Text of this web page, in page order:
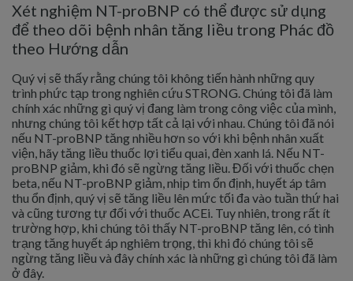
Xét nghiệm NT-proBNP có thể được sử dụng
để theo dõi bệnh nhân tăng liều trong Phác đồ
theo Hướng dẫn
Quý vị sẽ thấy rằng chúng tôi không tiến hành những quy
trình phức tạp trong nghiên cứu STRONG. Chúng tôi đã làm
chính xác những gì quý vị đang làm trong công việc của mình,
nhưng chúng tôi kết hợp tất cả lại với nhau. Chúng tôi đã nói
nếu NT-proBNP tăng nhiều hơn so với khi bệnh nhân xuất
viện, hãy tăng liều thuốc lợi tiểu quai, đèn xanh lá. Nếu NT-
proBNP giảm, khi đó sẽ ngừng tăng liều. Đối với thuốc chẹn
beta, nếu NT-proBNP giảm, nhịp tim ổn định, huyết áp tâm
thu ổn định, quý vị sẽ tăng liều lên mức tối đa vào tuần thứ hai
và cũng tương tự đối với thuốc ACEi. Tuy nhiên, trong rất ít
trường hợp, khi chúng tôi thấy NT-proBNP tăng lên, có tình
trạng tăng huyết áp nghiêm trọng, thì khi đó chúng tôi sẽ
ngừng tăng liều và đây chính xác là những gì chúng tôi đã làm
ở đây.